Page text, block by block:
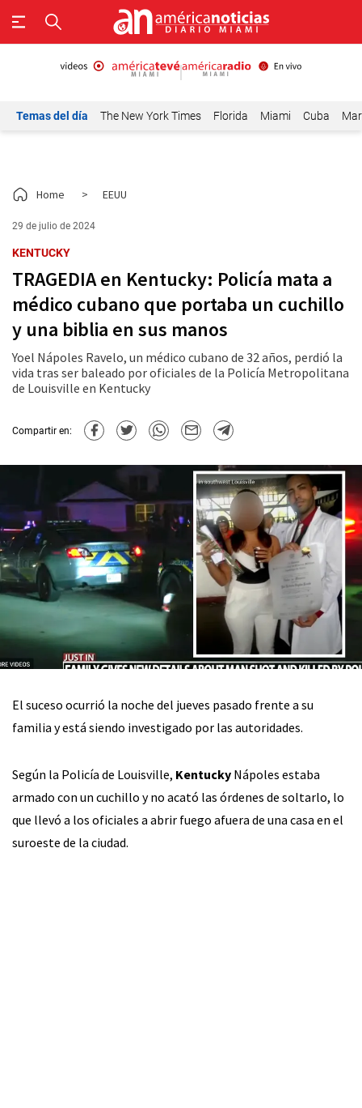
Temas del día The New York Times Florida Miami Cuba
Home > EEUU
29 de julio de 2024
KENTUCKY
TRAGEDIA en Kentucky: Policía mata a
médico cubano que portaba un cuchillo
y una biblia en sus manos
Yoel Nápoles Ravelo, un médico cubano de 32 años, perdió la
vida tras ser baleado por oficiales de la Policía Metropolitana
de Louisville en Kentucky
Compartir en:
El suceso ocurrió la noche del jueves pasado frente a su
familia y está siendo investigado por las autoridades.
Según la Policía de Louisville, Kentucky Nápoles estaba
armado con un cuchillo y no acató las órdenes de soltarlo, lo
que llevó a los oficiales a abrir fuego afuera de una casa en el
suroeste de la ciudad.